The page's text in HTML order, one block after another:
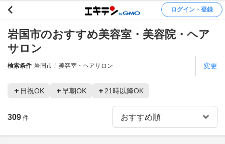
ログイン・登録
岩国市のおすすめ美容室・美容院・ヘア
サロン
検索条件 岩国市 美容室・ヘアサロン 変更
日祝OK 早朝OK 21時以降OK
309 件